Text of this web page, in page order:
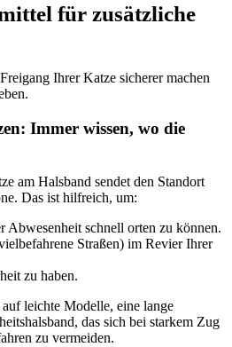
für zusätzliche
Ihrer Katze sicherer machen
Immer wissen, wo die
am Halsband sendet den Standort
Das ist hilfreich, um:
Abwesenheit schnell orten zu können.
Straßen) im Revier Ihrer
zu haben.
leichte Modelle, eine lange
das sich bei starkem Zug
zu vermeiden.